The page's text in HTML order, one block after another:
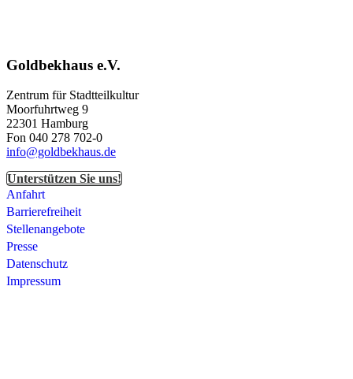
Goldbekhaus e.V.
Zentrum für Stadtteilkultur
Moorfuhrtweg 9
22301 Hamburg
Fon 040 278 702-0
info@goldbekhaus.de
Unterstützen Sie uns!
Anfahrt
Barrierefreiheit
Stellenangebote
Presse
Datenschutz
Impressum